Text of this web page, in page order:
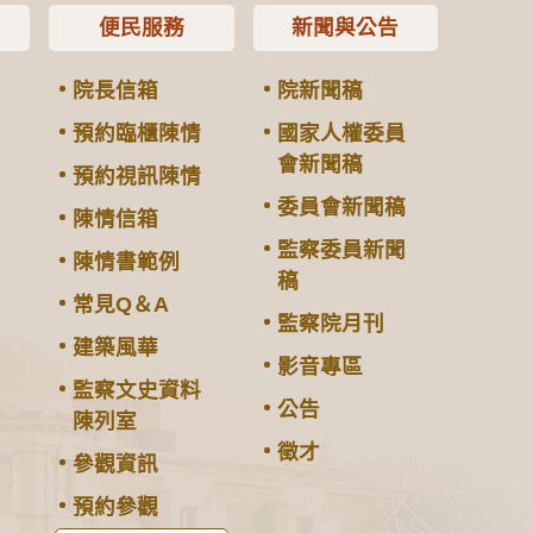
便民服務
院長信箱
預約臨櫃陳情
預約視訊陳情
陳情信箱
陳情書範例
常見Q＆A
建築風華
監察文史資料
陳列室
參觀資訊
預約參觀
新聞與公告
院新聞稿
國家人權委員
會新聞稿
委員會新聞稿
監察委員新聞
稿
監察院月刊
影音專區
公告
徵才